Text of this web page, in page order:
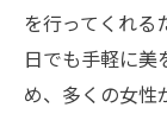
恵比寿の
入れる方法
自分
を行ってくれる
日でも手軽に美
め、多くの女性